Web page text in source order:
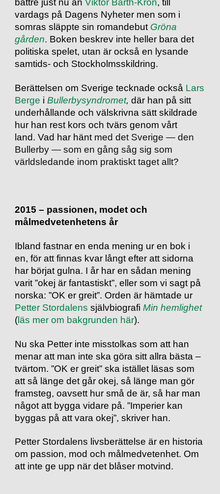
vardags på Dagens Nyheter men som i
somras släppte sin romandebut Gröna
gården . Boken beskrev inte heller bara det
politiska spelet, utan är också en lysande
samtids- och Stockholmsskildring.
Berättelsen om Sverige tecknade också Lars
Berge i Bullerbysyndromet, där han på sitt
underhållande och välskrivna sätt skildrade
hur han rest kors och tvärs genom vårt
land. Vad har hänt med det Sverige — den
Bullerby — som en gång såg sig som
världsledande inom praktiskt taget allt?
2015 – passionen, modet och
målmedvetenhetens år
Ibland fastnar en enda mening ur en bok i
en, för att finnas kvar långt efter att sidorna
har börjat gulna. I år har en sådan mening
varit ”okej är fantastiskt”, eller som vi sagt på
norska: ”OK er greit”. Orden är hämtade ur
Petter Stordalens självbiografi Min hemlighet
(läs mer om bakgrunden här).
Nu ska Petter inte misstolkas som att han
menar att man inte ska göra sitt allra bästa –
tvärtom. ”OK er greit” ska istället läsas som
att så länge det går okej, så länge man gör
framsteg, oavsett hur små de är, så har man
något att bygga vidare på. ”Imperier kan
byggas på att vara okej”, skriver han.
Petter Stordalens livsberättelse är en historia
om passion, mod och målmedvetenhet. Om
att inte ge upp när det blåser motvind.